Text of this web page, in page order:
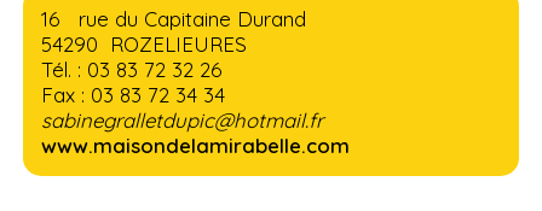
16 rue du Capitaine Durand
54290 ROZELIEURES
Tél. : 03 83 72 32 26
Fax : 03 83 72 34 34
sabinegralletdupic@hotmail.fr
www.maisondelamirabelle.com